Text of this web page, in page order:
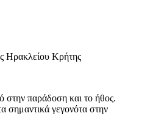
Ηρακλείου Κρήτης
στην παράδοση και το ήθος.
σημαντικά γεγονότα στην